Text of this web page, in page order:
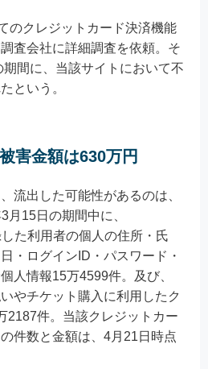
のクレジットカード決済機能
査会社に詳細調査を依頼。そ
間に、当該サイトにおいて不
という。
害金額は630万円
流出した可能性があるのは、
月15日の期間中に、
た利用者の個人の住所・氏
・ログインID・パスワード・
人情報15万4599件。及び、
やチケット購入に利用したク
2187件。当該クレジットカー
件数と金額は、4月21日時点